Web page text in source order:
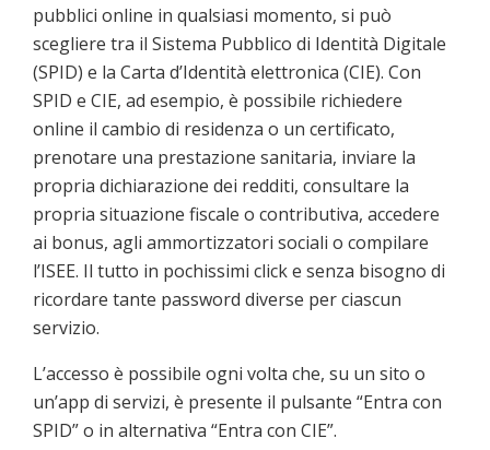
pubblici online in qualsiasi momento, si può
scegliere tra il Sistema Pubblico di Identità Digitale
(SPID) e la Carta d’Identità elettronica (CIE). Con
SPID e CIE, ad esempio, è possibile richiedere
online il cambio di residenza o un certificato,
prenotare una prestazione sanitaria, inviare la
propria dichiarazione dei redditi, consultare la
propria situazione fiscale o contributiva, accedere
ai bonus, agli ammortizzatori sociali o compilare
l’ISEE. Il tutto in pochissimi click e senza bisogno di
ricordare tante password diverse per ciascun
servizio.
L’accesso è possibile ogni volta che, su un sito o
un’app di servizi, è presente il pulsante “Entra con
SPID” o in alternativa “Entra con CIE”.